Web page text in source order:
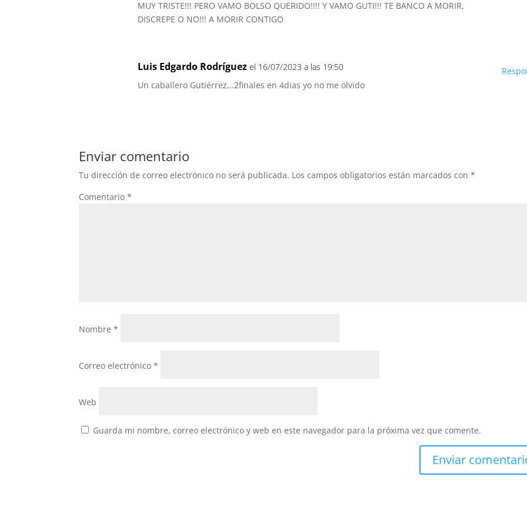
MUY TRISTE!!! PERO VAMO BOLSO QUERIDO!!!! Y VAMO GUTI!!! TE BANCO A MORIR,
DISCREPE O NO!!! A MORIR CONTIGO
Luis Edgardo Rodríguez el 16/07/2023 a las 19:50
Un caballero Gutiérrez,..2finales en 4dias yo no me olvido
Enviar comentario
Tu dirección de correo electrónico no será publicada. Los campos obligatorios están marcados con*
Comentario*
Nombre*
Correo electrónico*
Web
Guarda mi nombre, correo electrónico y web en este navegador para la próxima vez que comente.